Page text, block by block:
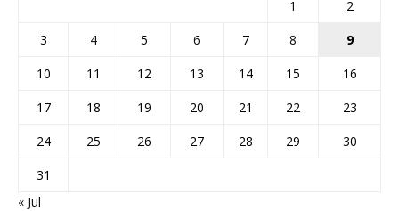
1
2
3
4 5 6 7 8
9
10
11 12 13 14 15
16
17
18 19 20 21 22
23
24
25 26 27 28 29
30
31
« Jul